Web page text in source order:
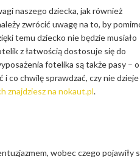
naszego dziecka, jak również
zwrócić uwagę na to, by
temu dziecko nie będzie musiało
z łatwością dostosuje się do
fotelika są także pasy – o
co chwilę sprawdzać, czy nie dzieje
znajdziesz na nokaut.pl.
wobec czego pojawiły